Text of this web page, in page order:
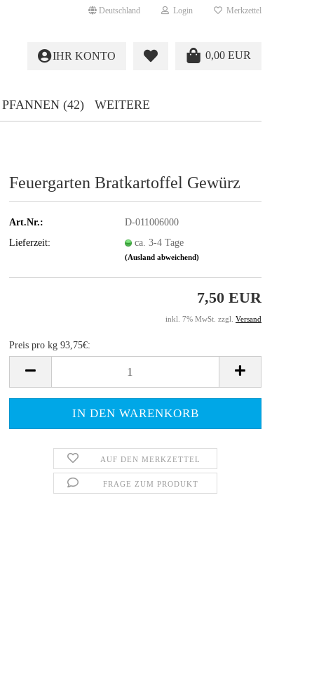
Deutschland Login Merkzettel
0,00 EUR
IHR KONTO
PFANNEN (42) WEITERE
Feuergarten Bratkartoffel Gewürz
Art.Nr.:
D-011006000
Lieferzeit:
ca. 3-4 Tage
(Ausland abweichend)
7,50 EUR
inkl. 7% MwSt. zzgl. Versand
Preis pro kg 93,75€:
Preis
kg
AUF DEN MERKZETTEL
FRAGE ZUM PRODUKT